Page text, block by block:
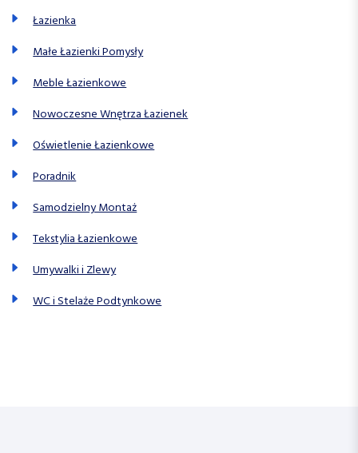
Łazienka
Małe Łazienki Pomysły
Meble Łazienkowe
Nowoczesne Wnętrza Łazienek
Oświetlenie Łazienkowe
Poradnik
Samodzielny Montaż
Tekstylia Łazienkowe
Umywalki i Zlewy
WC i Stelaże Podtynkowe